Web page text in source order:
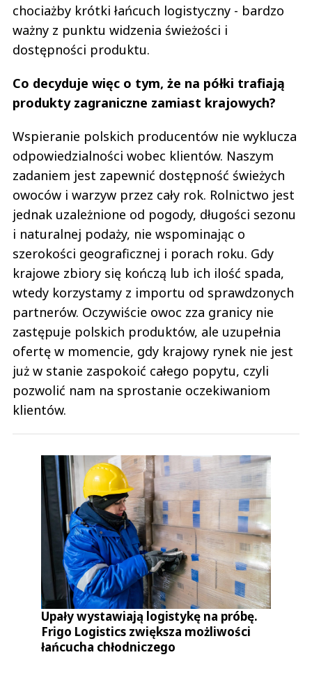
chociażby krótki łańcuch logistyczny - bardzo
ważny z punktu widzenia świeżości i
dostępności produktu.
Co decyduje więc o tym, że na półki trafiają
produkty zagraniczne zamiast krajowych?
Wspieranie polskich producentów nie wyklucza
odpowiedzialności wobec klientów. Naszym
zadaniem jest zapewnić dostępność świeżych
owoców i warzyw przez cały rok. Rolnictwo jest
jednak uzależnione od pogody, długości sezonu
i naturalnej podaży, nie wspominając o
szerokości geograficznej i porach roku. Gdy
krajowe zbiory się kończą lub ich ilość spada,
wtedy korzystamy z importu od sprawdzonych
partnerów. Oczywiście owoc zza granicy nie
zastępuje polskich produktów, ale uzupełnia
ofertę w momencie, gdy krajowy rynek nie jest
już w stanie zaspokoić całego popytu, czyli
pozwolić nam na sprostanie oczekiwaniom
klientów.
Upały wystawiają logistykę na próbę.
Frigo Logistics zwiększa możliwości
łańcucha chłodniczego